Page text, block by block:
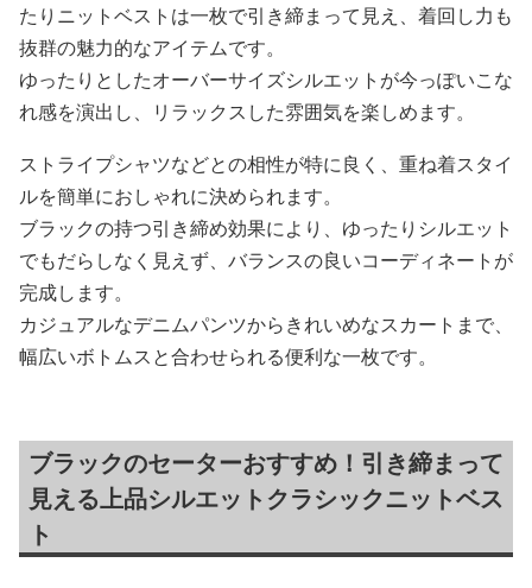
たりニットベストは一枚で引き締まって見え、着回し力も
抜群の魅力的なアイテムです。
ゆったりとしたオーバーサイズシルエットが今っぽいこな
れ感を演出し、リラックスした雰囲気を楽しめます。
ストライプシャツなどとの相性が特に良く、重ね着スタイ
ルを簡単におしゃれに決められます。
ブラックの持つ引き締め効果により、ゆったりシルエット
でもだらしなく見えず、バランスの良いコーディネートが
完成します。
カジュアルなデニムパンツからきれいめなスカートまで、
幅広いボトムスと合わせられる便利な一枚です。
ブラックのセーターおすすめ！引き締まって
見える上品シルエットクラシックニットベス
ト